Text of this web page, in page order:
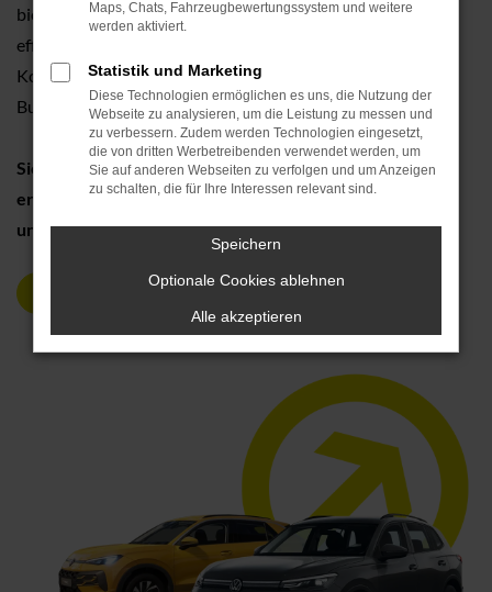
bieten modernes Design, neueste Assistenzsysteme und
effiziente Motoren. Profitieren Sie von großzügigem Platz,
Komfort und Vielseitigkeit – perfekt für Stadt, Familie oder
Business.
Sichern Sie sich jetzt Ihren VW T-Roc oder Tiguan und
erleben Sie unbeschwertes SUV-Fahren – sofort,
unkompliziert, zuverlässig und ohne Sonderzahlung!
JETZT ANFRAGEN
Maps, Chats, Fahrzeugbewertungssystem und weitere
werden aktiviert.
Statistik und Marketing
Diese Technologien ermöglichen es uns, die Nutzung der
Webseite zu analysieren, um die Leistung zu messen und
zu verbessern. Zudem werden Technologien eingesetzt,
die von dritten Werbetreibenden verwendet werden, um
Sie auf anderen Webseiten zu verfolgen und um Anzeigen
zu schalten, die für Ihre Interessen relevant sind.
Speichern
Optionale Cookies ablehnen
Alle akzeptieren